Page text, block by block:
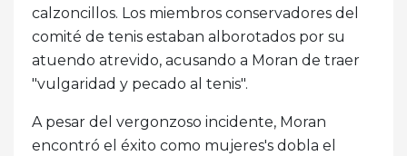
calzoncillos. Los miembros conservadores del
comité de tenis estaban alborotados por su
atuendo atrevido, acusando a Moran de traer
"vulgaridad y pecado al tenis".
A pesar del vergonzoso incidente, Moran
encontró el éxito como mujeres's dobla el